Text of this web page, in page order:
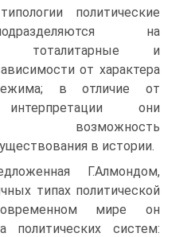
политические
на
тоталитарные и
от характера
в отличие от
они
возможность
в истории.
Г.Алмондом,
типах политической
мире он
политических систем: